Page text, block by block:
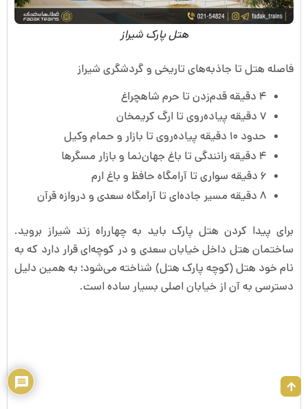
هتل پارک شیراز
فاصله هتل تا جاذبه‌های تاریخی و گردشگری شیراز
۴ دقیقه قدم‌زدن تا حرم شاهچراغ
۷ دقیقه پیاده‌روی تا ارگ کریمخان
حدود ۱۰ دقیقه پیاده‌روی تا بازار و حمام وکیل
۴ دقیقه رانندگی تا باغ جهان‌نما و بازار مسگرها
۶ دقیقه سواری تا آرامگاه حافظ و باغ ارم
۸ دقیقه مسیر جاده‌ای تا آرامگاه سعدی و دروازه قرآن
برای پیدا کردن هتل پارک باید به چهارراه زند شیراز بروید.
ساختمان هتل داخل خیابان سعدی و در کوچه‌ای قرار دارد که به
نام خود هتل (کوچه پارک هتل) شناخته می‌شود؛ به همین دلیل
دسترسی به آن از خیابان اصلی بسیار ساده است.